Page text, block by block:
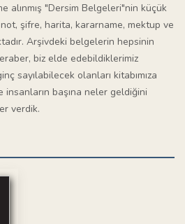
alınmış "Dersim Belgeleri"nin küçük
not, şifre, harita, kararname, mektup ve
Arşivdeki belgelerin hepsinin
biz elde edebildiklerimiz
sayılabilecek olanları kitabımıza
insanların başına neler geldiğini
verdik.